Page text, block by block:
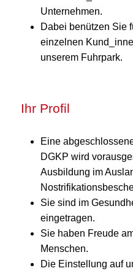
Unternehmen.
Dabei benützen Sie
einzelnen
unserem Fuhrpark.
Ihr Profil
Eine
DGKP wird
Ausbildung im
Sie sind im
eingetragen.
Sie haben Freude
Menschen.
Die Einstellung auf